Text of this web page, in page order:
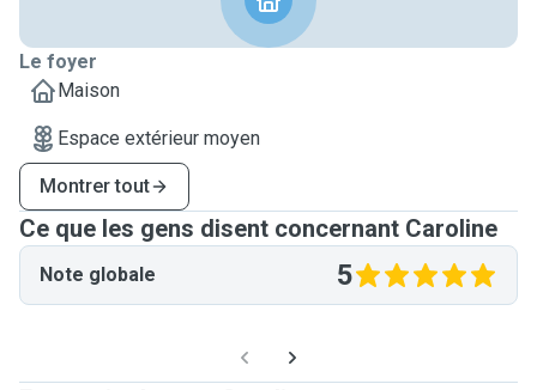
Le foyer
Maison
Espace extérieur moyen
Montrer tout
Ce que les gens disent concernant Caroline
Note globale 5